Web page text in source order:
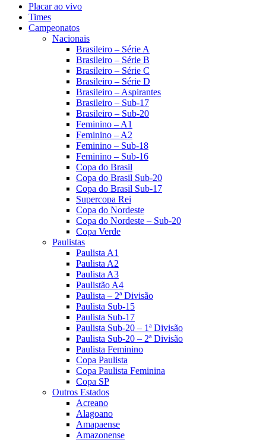
Placar ao vivo
Times
Campeonatos
Nacionais
Brasileiro – Série A
Brasileiro – Série B
Brasileiro – Série C
Brasileiro – Série D
Brasileiro – Aspirantes
Brasileiro – Sub-17
Brasileiro – Sub-20
Feminino – A1
Feminino – A2
Feminino – Sub-18
Feminino – Sub-16
Copa do Brasil
Copa do Brasil Sub-20
Copa do Brasil Sub-17
Supercopa Rei
Copa do Nordeste
Copa do Nordeste – Sub-20
Copa Verde
Paulistas
Paulista A1
Paulista A2
Paulista A3
Paulistão A4
Paulista – 2ª Divisão
Paulista Sub-15
Paulista Sub-17
Paulista Sub-20 – 1ª Divisão
Paulista Sub-20 – 2ª Divisão
Paulista Feminino
Copa Paulista
Copa Paulista Feminina
Copa SP
Outros Estados
Acreano
Alagoano
Amapaense
Amazonense